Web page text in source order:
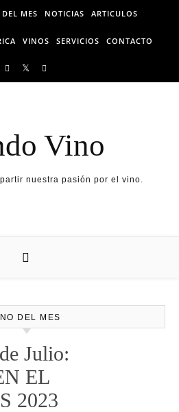
MES NOTICIAS ARTICULOS
VINOS SERVICIOS CONTACTO
Vino
nuestra pasión por el vino.
DEL MES
Julio:
EL
2023